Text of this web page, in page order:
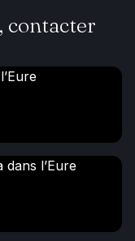
contacter